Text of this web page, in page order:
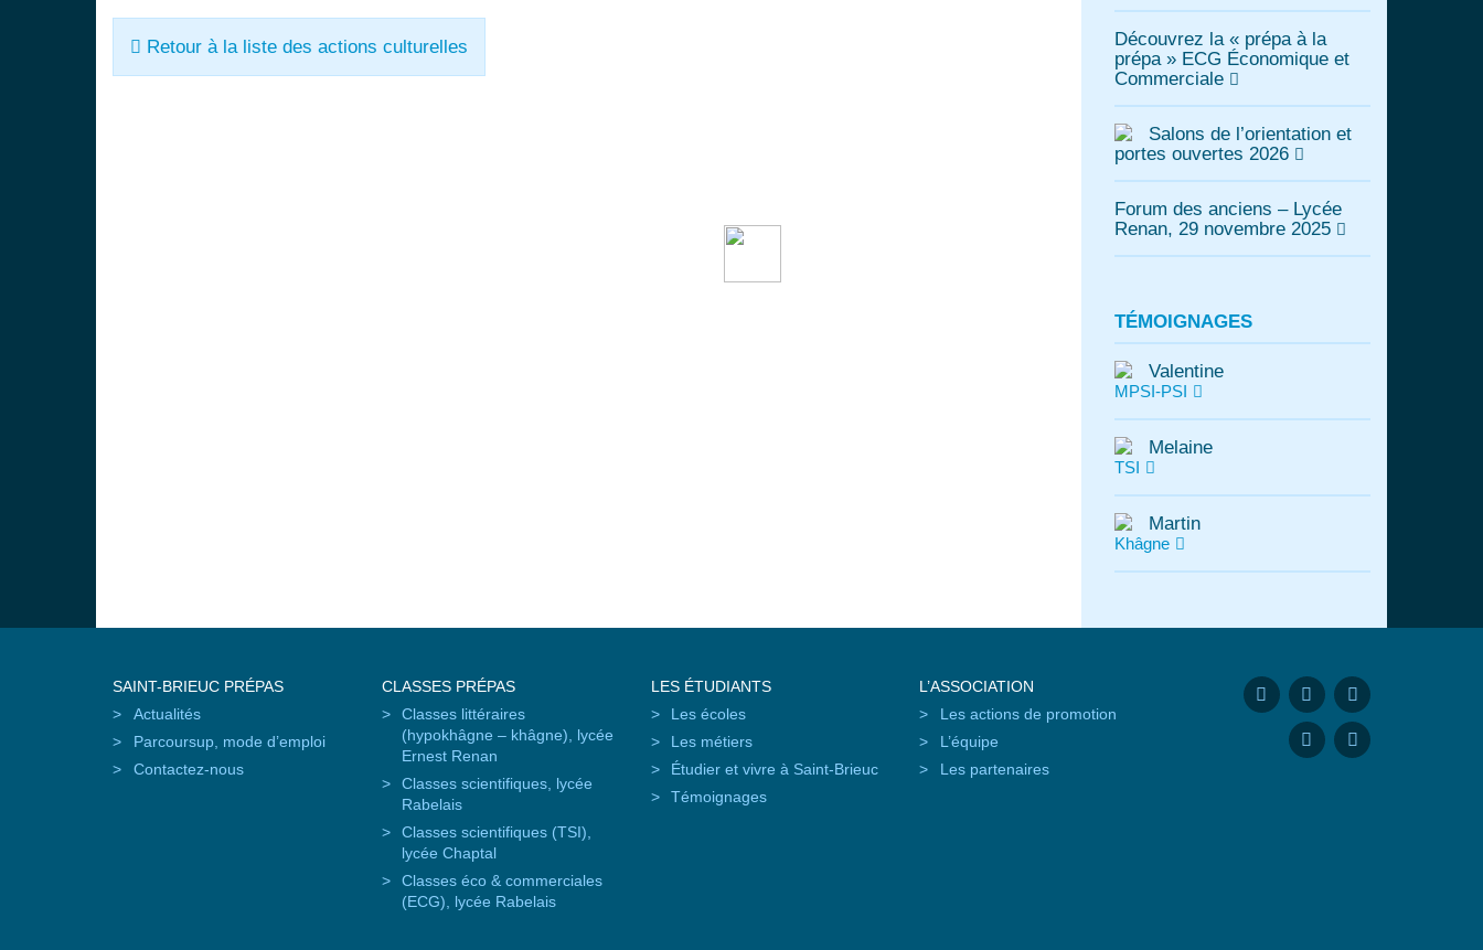
Retour à la liste des actions culturelles
Découvrez la « prépa à la
prépa » ECG Économique et
Commerciale
Salons de l’orientation et
portes ouvertes 2026
Forum des anciens – Lycée
Renan, 29 novembre 2025
TÉMOIGNAGES
Valentine
MPSI-PSI
Melaine
TSI
Martin
Khâgne
SAINT-BRIEUC PRÉPAS
Actualités
Parcoursup, mode d’emploi
Contactez-nous
CLASSES PRÉPAS
Classes littéraires
(hypokhâgne – khâgne), lycée
Ernest Renan
Classes scientifiques, lycée
Rabelais
Classes scientifiques (TSI),
lycée Chaptal
Classes éco & commerciales
(ECG), lycée Rabelais
LES ÉTUDIANTS
Les écoles
Les métiers
Étudier et vivre à Saint-Brieuc
Témoignages
L’ASSOCIATION
Les actions de promotion
L’équipe
Les partenaires